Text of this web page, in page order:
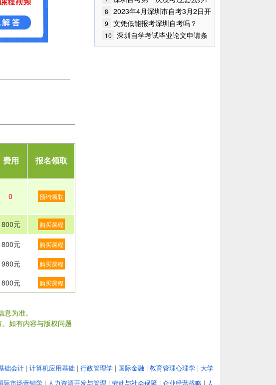
费用 报名领取
0 预约领取
800元 购买课程
800元 购买课程
980元 购买课程
800元 购买课程
为准。
如有内容与版权问题
8
2023年4月深圳市自考3月2日开
始报考！
9 文凭低能报考深圳自考吗？
10
深圳自学考试毕业论文申请条
件是什么？
础会计 | 计算机应用基础 | 行政管理学 | 国际金融 | 教育管理心理学 | 大学
际市场营销学 | 人力资源开发与管理 | 劳动与社会保障 | 企业经营战略 | 人